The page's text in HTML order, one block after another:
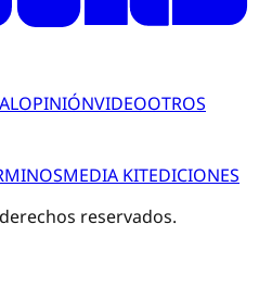
OPINIÓNVIDEOOTROS
MEDIA KITEDICIONES
reservados.